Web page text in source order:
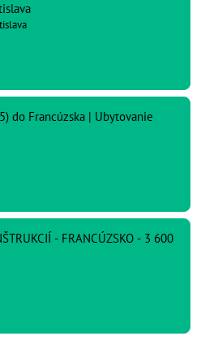
do Francúzska | Ubytovanie
- FRANCÚZSKO - 3 600